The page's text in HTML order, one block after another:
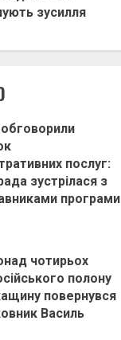
зусилля
послуг:
зустрілася з
програми
чотирьох
полону
повернувся
Василь